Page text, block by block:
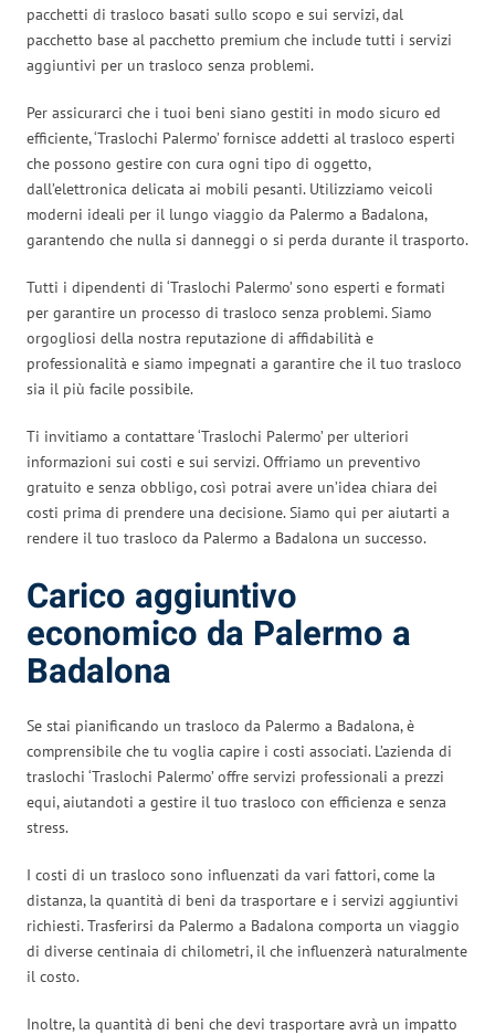
pacchetti di trasloco basati sullo scopo e sui servizi, dal
pacchetto base al pacchetto premium che include tutti i servizi
aggiuntivi per un trasloco senza problemi.
Per assicurarci che i tuoi beni siano gestiti in modo sicuro ed
efficiente, ‘Traslochi Palermo’ fornisce addetti al trasloco esperti
che possono gestire con cura ogni tipo di oggetto,
dall’elettronica delicata ai mobili pesanti. Utilizziamo veicoli
moderni ideali per il lungo viaggio da Palermo a Badalona,
garantendo che nulla si danneggi o si perda durante il trasporto.
Tutti i dipendenti di ‘Traslochi Palermo’ sono esperti e formati
per garantire un processo di trasloco senza problemi. Siamo
orgogliosi della nostra reputazione di affidabilità e
professionalità e siamo impegnati a garantire che il tuo trasloco
sia il più facile possibile.
Ti invitiamo a contattare ‘Traslochi Palermo’ per ulteriori
informazioni sui costi e sui servizi. Offriamo un preventivo
gratuito e senza obbligo, così potrai avere un’idea chiara dei
costi prima di prendere una decisione. Siamo qui per aiutarti a
rendere il tuo trasloco da Palermo a Badalona un successo.
Carico aggiuntivo
economico da Palermo a
Badalona
Se stai pianificando un trasloco da Palermo a Badalona, è
comprensibile che tu voglia capire i costi associati. L’azienda di
traslochi ‘Traslochi Palermo’ offre servizi professionali a prezzi
equi, aiutandoti a gestire il tuo trasloco con efficienza e senza
stress.
I costi di un trasloco sono influenzati da vari fattori, come la
distanza, la quantità di beni da trasportare e i servizi aggiuntivi
richiesti. Trasferirsi da Palermo a Badalona comporta un viaggio
di diverse centinaia di chilometri, il che influenzerà naturalmente
il costo.
Inoltre, la quantità di beni che devi trasportare avrà un impatto